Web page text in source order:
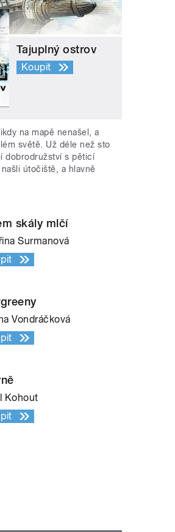
Tajuplný ostrov
Koupit
na mapě nenašel, a
světě. Už déle než sto
dobrodružství s pěticí
útočiště, a hlavně
skály mlčí
Surmanová
Vondráčková
Kohout